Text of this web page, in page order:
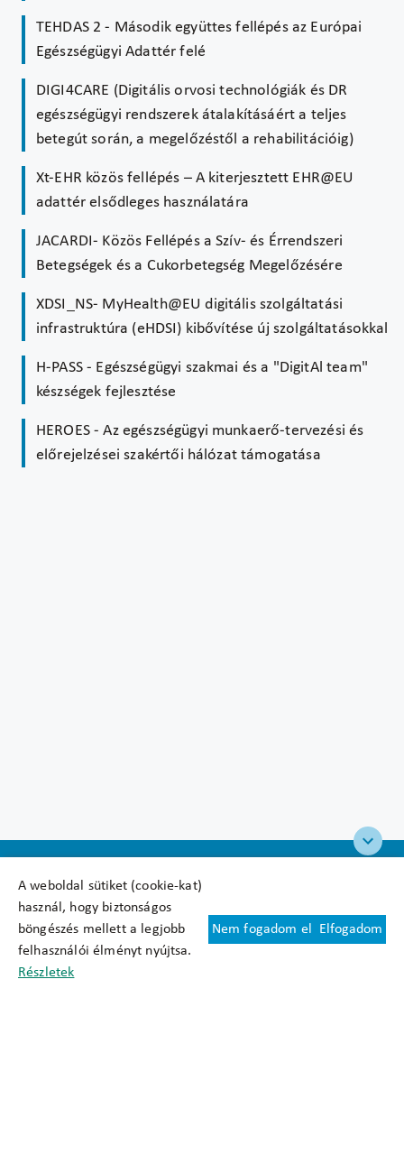
A weboldal sütiket (cookie-kat)
használ, hogy biztonságos
böngészés mellett a legjobb
felhasználói élményt nyújtsa.
Részletek
Nem fogadom el Elfogadom
TEHDAS 2 - Második együttes fellépés az Európai
Egészségügyi Adattér felé
DIGI4CARE (Digitális orvosi technológiák és DR
egészségügyi rendszerek átalakításáért a teljes
betegút során, a megelőzéstől a rehabilitációig)
Xt-EHR közös fellépés – A kiterjesztett EHR@EU
adattér elsődleges használatára
JACARDI- Közös Fellépés a Szív- és Érrendszeri
Betegségek és a Cukorbetegség Megelőzésére
XDSI_NS- MyHealth@EU digitális szolgáltatási
infrastruktúra (eHDSI) kibővítése új szolgáltatásokkal
H-PASS - Egészségügyi szakmai és a "DigitAl team"
készségek fejlesztése
HEROES - Az egészségügyi munkaerő-tervezési és
előrejelzései szakértői hálózat támogatása
Felhasználási feltételek